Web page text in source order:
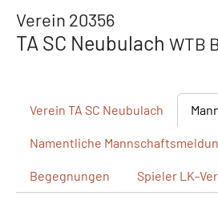
Verein 20356
TA SC Neubulach WTB
Verein TA SC Neubulach
Namentliche
Begegnungen Spieler LK-